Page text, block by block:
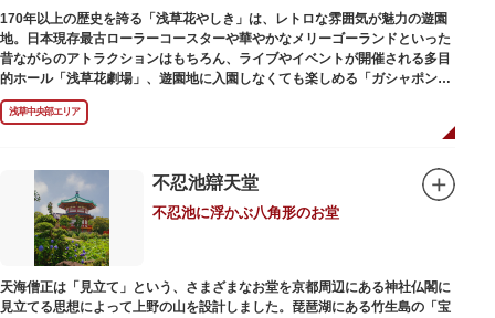
せたもの。
施設周辺は、江戸の文化を伝える伝統工芸職人の街だったという背景もあ
り、現在もジュエリーや皮製品を扱うお店が多く、高いセンスとクオリティ
をもった店舗が集結しています。
170年以上の歴史を誇る「浅草花やしき」は、レトロな雰囲気が魅力の遊園
地。日本現存最古ローラーコースターや華やかなメリーゴーランドといった
昔ながらのアトラクションはもちろん、ライブやイベントが開催される多目
的ホール「浅草花劇場」、遊園地に入園しなくても楽しめる「ガシャポンの
デパート浅草花やしき店」も併設され、さまざまな娯楽を楽しめる浅草の
「遊びの場」として親しまれています。
と菊細工を主とした花園（かえん）として誕生しました。明治時代に入ると
遊戯施設が置かれ、珍鳥や猛獣、見世物の展示などでも評判に。全国有数の
動物園としても知られるようになりました。戦後は遊園地として再開し、温
かさと懐かしさを併せ持つレトロなアトラクションや雰囲気で人気のスポッ
トとなっています。幼児（0歳～4歳）は入園とのりもの料が無料で、年齢や
身長制限の無いアトラクションもあり、子どもの遊園地デビューにもぴった
りです。
浅草中央部エリア
不忍池辯天堂
不忍池に浮かぶ八角形のお堂
天海僧正は「見立て」という、さまざまなお堂を京都周辺にある神社仏閣に
見立てる思想によって上野の山を設計しました。琵琶湖にある竹生島の「宝